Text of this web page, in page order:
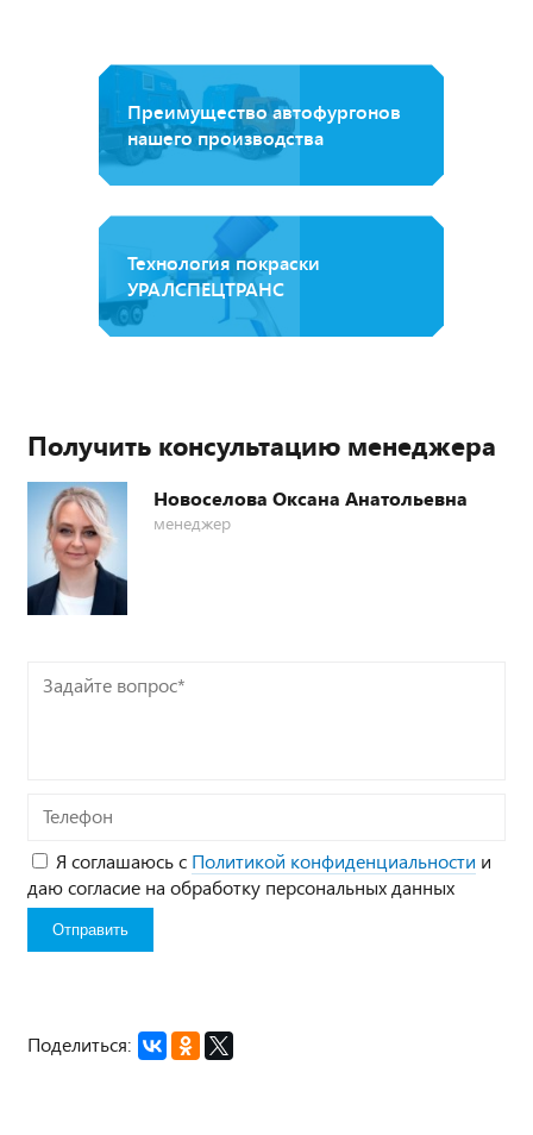
Преимущество автофургонов
нашего производства
Технология покраски
УРАЛСПЕЦТРАНС
Получить консультацию менеджера
Новоселова Оксана Анатольевна
менеджер
Задайте
Телефон
Я соглашаюсь с Политикой конфиденциальности и
даю согласие на обработку персональных данных
Поделиться: